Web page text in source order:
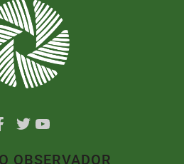
OBSERVADOR